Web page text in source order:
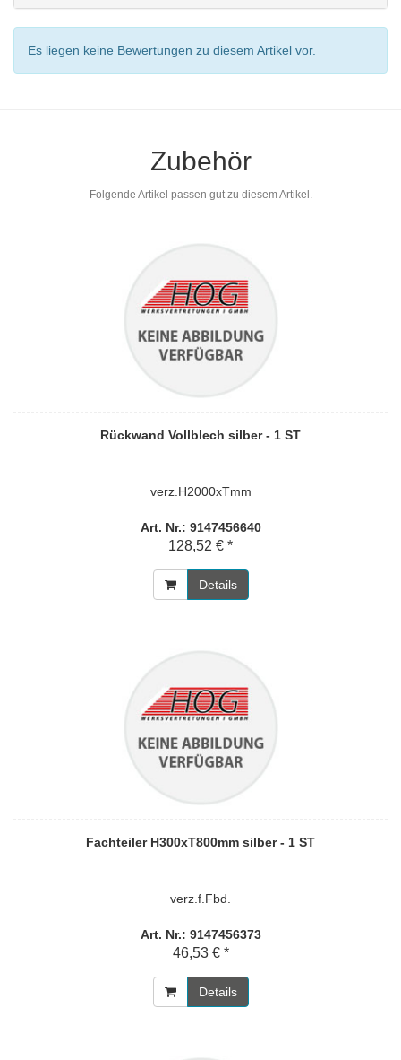
Es liegen keine Bewertungen zu diesem Artikel vor.
Zubehör
Folgende Artikel passen gut zu diesem Artikel.
Rückwand Vollblech silber - 1 ST
verz.H2000xTmm
Art. Nr.: 9147456640
128,52 € *
Details
Fachteiler H300xT800mm silber - 1 ST
verz.f.Fbd.
Art. Nr.: 9147456373
46,53 € *
Details